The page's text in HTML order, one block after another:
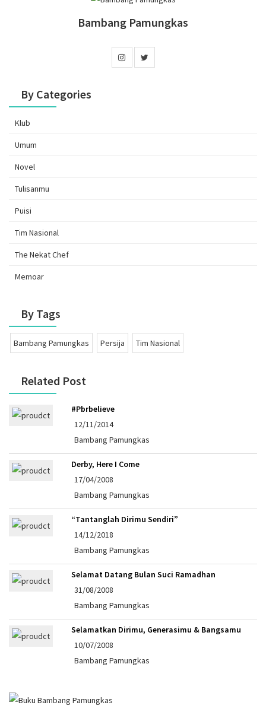
Bambang Pamungkas
By Categories
Klub
Umum
Novel
Tulisanmu
Puisi
Tim Nasional
The Nekat Chef
Memoar
By Tags
Bambang Pamungkas Persija Tim Nasional
Related Post
#pbrbelieve
12/11/2014
Bambang Pamungkas
Derby, Here I Come
17/04/2008
Bambang Pamungkas
“Tantanglah Dirimu Sendiri”
14/12/2018
Bambang Pamungkas
Selamat Datang Bulan Suci Ramadhan
31/08/2008
Bambang Pamungkas
Selamatkan Dirimu, Generasimu & Bangsamu
10/07/2008
Bambang Pamungkas